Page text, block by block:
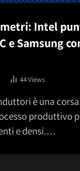
Intel
e Samsung
44Views
è una corsa
produttivo
e densi.…